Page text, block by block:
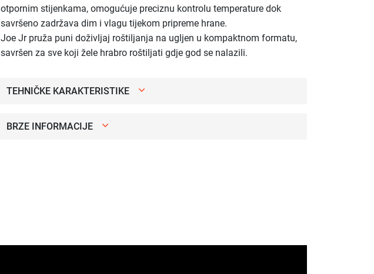
otpornim stijenkama, omogućuje preciznu kontrolu temperature dok
savršeno zadržava dim i vlagu tijekom pripreme hrane.
Joe Jr pruža puni doživljaj roštiljanja na ugljen u kompaktnom formatu,
savršen za sve koji žele hrabro roštiljati gdje god se nalazili.
TEHNIČKE KARAKTERISTIKE
BRZE INFORMACIJE